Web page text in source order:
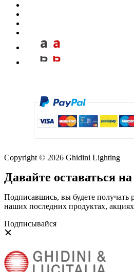
Copyright © 2026 Ghidini Lighting
Давайте оставаться
Подписавшись, вы будете получать
наших последних продуктах,
Подписывайся